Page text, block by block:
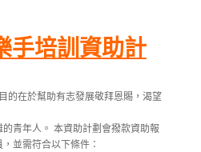
手培訓資助計
的在於幫助有志發展敬拜恩賜，渴望
青年人。 本資助計劃會撥款資助報
並需符合以下條件：